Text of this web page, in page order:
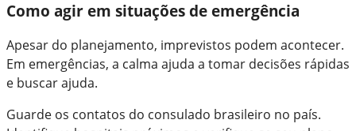
Como agir em situações de emergência
Apesar do planejamento, imprevistos podem acontecer.
Em emergências, a calma ajuda a tomar decisões rápidas
e buscar ajuda.
Guarde os contatos do consulado brasileiro no país.